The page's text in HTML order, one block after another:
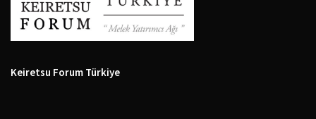
Keiretsu Forum Türkiye